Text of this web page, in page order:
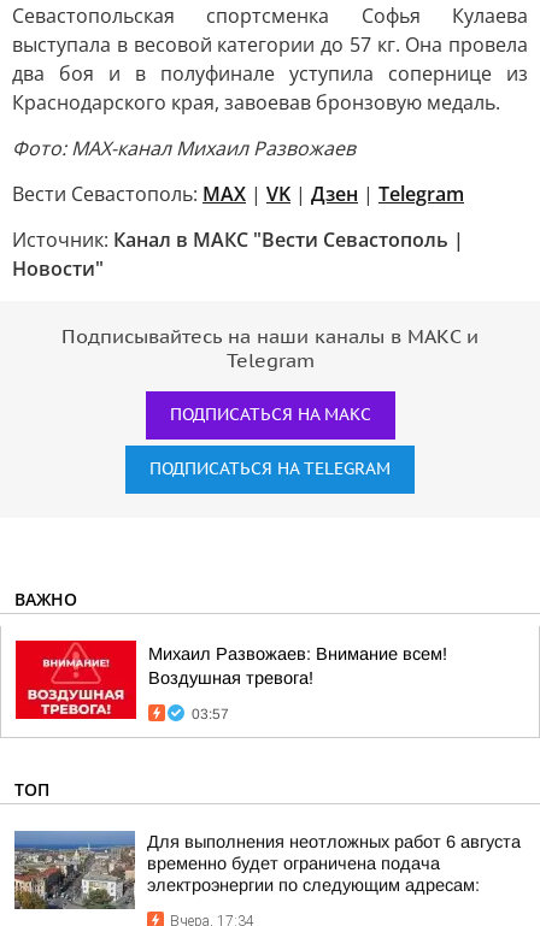
Севастопольская спортсменка Софья Кулаева
выступала в весовой категории до 57 кг. Она провела
два боя и в полуфинале уступила сопернице из
Краснодарского края, завоевав бронзовую медаль.
Фото: МАХ-канал Михаил Развожаев
Вести Севастополь: MAX | VK | Дзен | Telegram
Источник: Канал в МАКС "Вести Севастополь |
Новости"
Подписывайтесь на наши каналы в МАКС и
Telegram
ПОДПИСАТЬСЯ НА МАКС
ПОДПИСАТЬСЯ НА TELEGRAM
ВАЖНО
Михаил Развожаев: Внимание всем!
Воздушная тревога!
03:57
ТОП
Для выполнения неотложных работ 6 августа
временно будет ограничена подача
электроэнергии по следующим адресам:
Вчера, 17:34